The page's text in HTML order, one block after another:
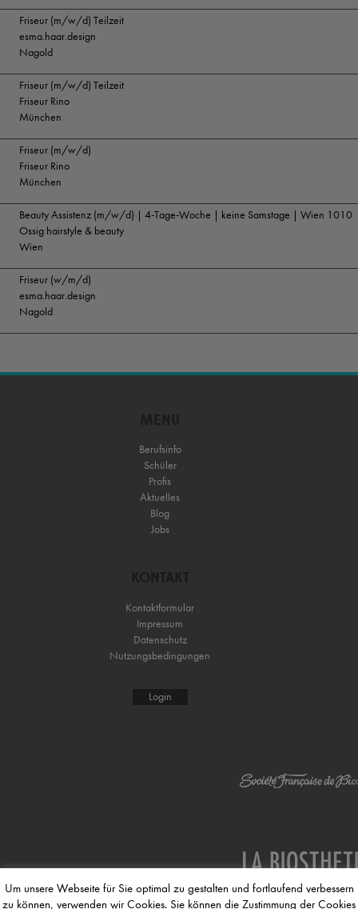
Friseur (m/w/d) Teilzeit
esma.haar.design
Nagold
Friseur (m/w/d) Teilzeit
Friseur Rino
München
Friseur (m/w/d)
Friseur Rino
München
Beauty Assistenz (m/w/d) | 4-Tage-Woche | keine Samstage | Wien 1010
Ossig hairstyle & beauty
Wien
Friseur (w/m/d)
esma.haar.design
Nagold
Berufsinfo
Schüler
Profis
Aktuelles
Blog
Jobs
Kontaktformular
Impressum
Datenschutz
Nutzungsbedingungen
Login
Um unsere Webseite für Sie optimal zu gestalten und fortlaufend verbessern
zu können, verwenden wir Cookies. Sie können die Zustimmung der Cookies